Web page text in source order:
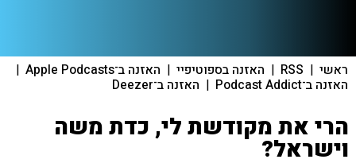
ראשי |
RSS
| האזנה בספוטיפיי | האזנה ב־Apple Podcasts |
האזנה ב־Podcast Addict | האזנה ב־Deezer
הרי את מקודשת לי, כדת משה
וישראל?